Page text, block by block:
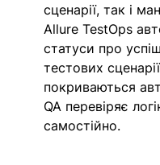
сценарії, так і
Allure TestOps
статуси про
тестових
покриваються
QA перевіряє
самостійно.